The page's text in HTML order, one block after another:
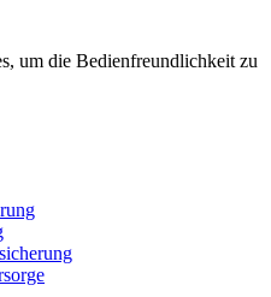
um die Bedienfreundlichkeit zu